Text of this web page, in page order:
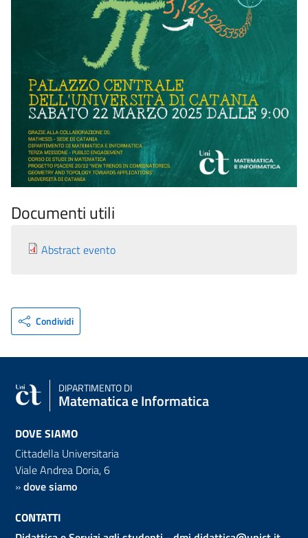
Documenti utili
Abstract evento
Condividi
DIPARTIMENTO DI
Matematica e Informatica
DOVE SIAMO
Cittadella Universitaria
Viale Andrea Doria, 6
»dove siamo
CONTATTI